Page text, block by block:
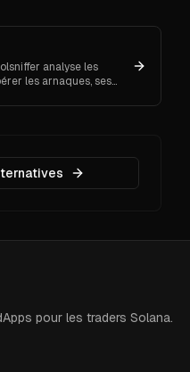
analyse les
les arnaques, ses
pour les traders Solana.